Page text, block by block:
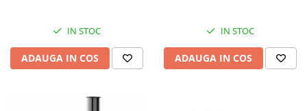
IN STOC
ADAUGA IN COS
IN STOC
ADAUGA IN COS